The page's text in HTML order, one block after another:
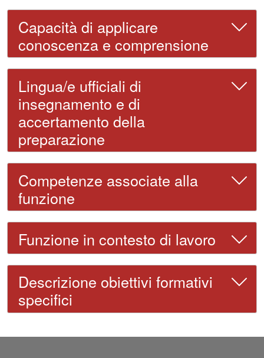
Capacità di applicare
conoscenza e comprensione
Lingua/e ufficiali di
insegnamento e di
accertamento della
preparazione
Competenze associate alla
funzione
Funzione in contesto di lavoro
Descrizione obiettivi formativi
specifici